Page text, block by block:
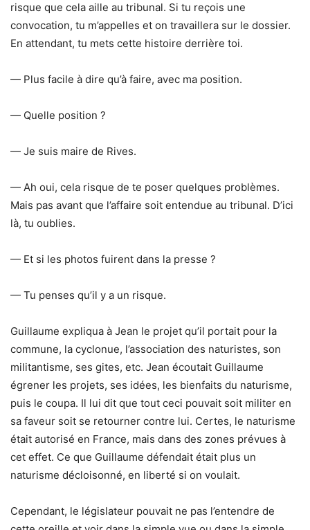
risque que cela aille au tribunal. Si tu reçois une
convocation, tu m’appelles et on travaillera sur le dossier.
En attendant, tu mets cette histoire derrière toi.
— Plus facile à dire qu’à faire, avec ma position.
— Quelle position ?
— Je suis maire de Rives.
— Ah oui, cela risque de te poser quelques problèmes.
Mais pas avant que l’affaire soit entendue au tribunal. D’ici
là, tu oublies.
— Et si les photos fuirent dans la presse ?
— Tu penses qu’il y a un risque.
Guillaume expliqua à Jean le projet qu’il portait pour la
commune, la cyclonue, l’association des naturistes, son
militantisme, ses gites, etc. Jean écoutait Guillaume
égrener les projets, ses idées, les bienfaits du naturisme,
puis le coupa. Il lui dit que tout ceci pouvait soit militer en
sa faveur soit se retourner contre lui. Certes, le naturisme
était autorisé en France, mais dans des zones prévues à
cet effet. Ce que Guillaume défendait était plus un
naturisme décloisonné, en liberté si on voulait.
Cependant, le législateur pouvait ne pas l’entendre de